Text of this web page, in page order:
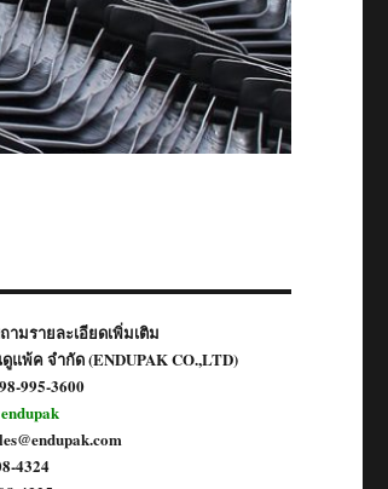
ามรายละเอียดเพิ่มเติม
แพ้ค จำกัด (ENDUPAK CO.,LTD)
995-3600
endupak
4324